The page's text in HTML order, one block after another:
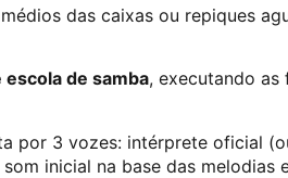
das caixas ou repiques
de samba, executando as
por 3 vozes: intérprete oficial
inicial na base das melodias